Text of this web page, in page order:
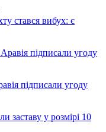
стався вибух: є
підписали угоду